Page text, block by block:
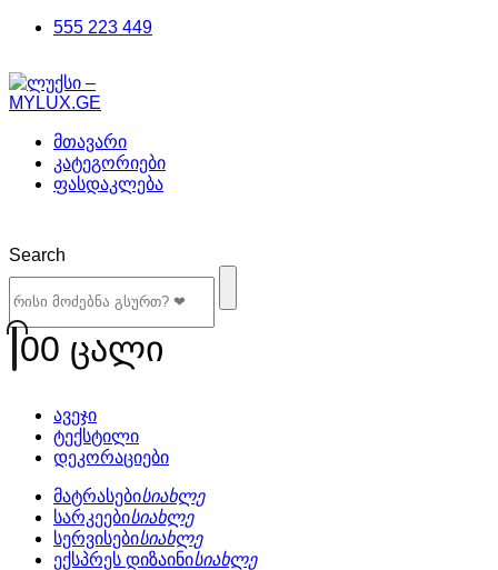
555 223 449
მთავარი
კატეგორიები
ფასდაკლება
Search
00 ცალი
ავეჯი
ტექსტილი
დეკორაციები
მატრასებისიახლე
სარკეებისიახლე
სერვისებისიახლე
ექსპრეს დიზაინისიახლე